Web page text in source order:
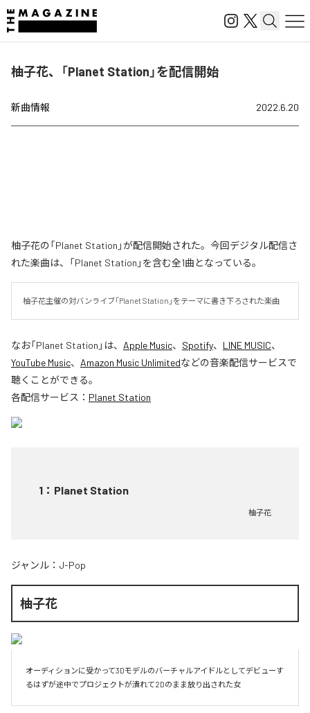
柚子花、「Planet Station」を配信開始
新曲情報 2022.6.20
柚子花の「Planet Station」が配信開始された。今回デジタル配信さ
れた楽曲は、「Planet Station」を含む全1曲となっている。
柚子花主催の対バンライブ「Planet Station」をテーマに書き下ろされた楽曲
なお「Planet Station 」は、 Apple Music、 Spotify、 LINE MUSIC、
YouTube Music、 Amazon Music Unlimitedなどの音楽配信サービスで
聴くことができる。
各配信サービス： Planet Station
1 ： Planet Station
柚子花
ジャンル： J-Pop
柚子花
オーディションに受かって3Dモデルのバーチャルアイドルとしてデビューす
るはずが途中でプロジェクトが潰れて2Dのまま放り出された女